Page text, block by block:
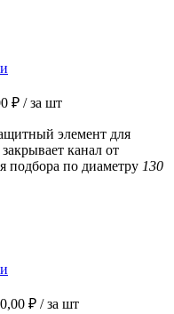
₽ / за шт
элемент для
канал от
подбора по диаметру 130
₽ / за шт